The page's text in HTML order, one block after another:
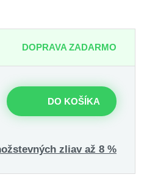
DOPRAVA ZADARMO
DO KOŠÍKA
zliav až 8 %